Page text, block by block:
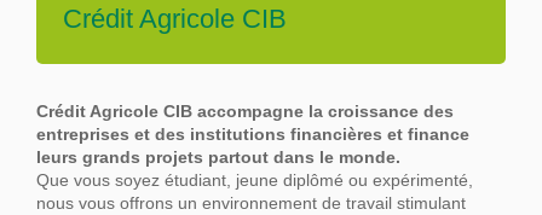
Crédit Agricole CIB
Crédit Agricole CIB accompagne la croissance des
entreprises et des institutions financières et finance
leurs grands projets partout dans le monde.
Que vous soyez étudiant, jeune diplômé ou expérimenté,
nous vous offrons un environnement de travail stimulant